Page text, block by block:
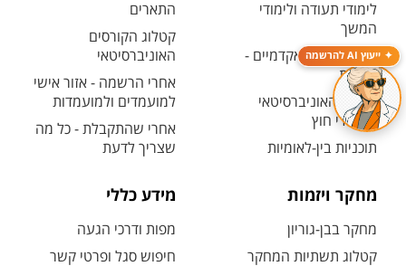
ייעוץ AI להרשמה
לימודי תעודה ולימודי
המשך
לימודים קדם אקדמיים -
מכינות
המרכז האוניברסיטאי
ללימודי חוץ
תוכניות בין-לאומיות
התארים
קטלוג הקורסים
האוניברסיטאי
אחרי הרשמה - אזור אישי
למועמדים ולמועמדות
אחרי שהתקבלת - כל מה
שצריך לדעת
מחקר ויזמות
מחקר בבן-גוריון
קטלוג תשתיות המחקר
מידע כללי
מפות ודרכי הגעה
חיפוש סגל ופרטי קשר